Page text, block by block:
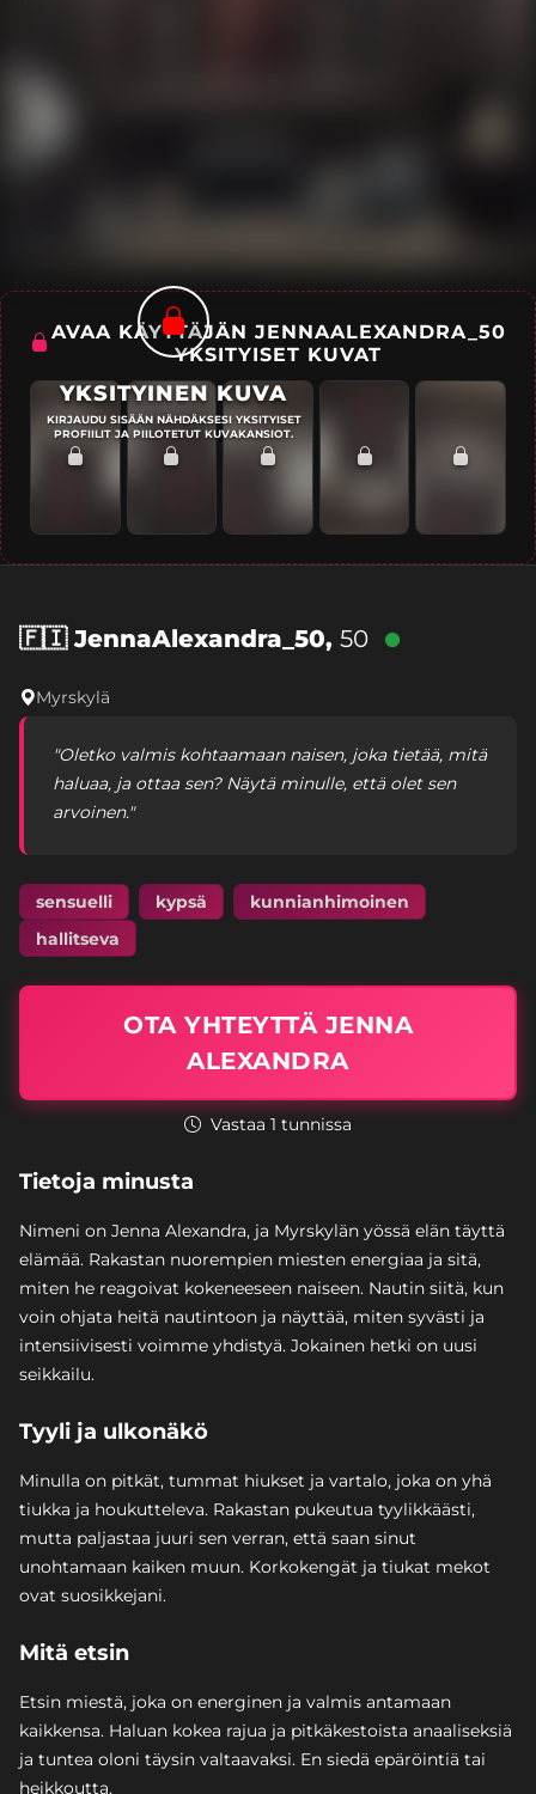
YKSITYINEN KUVA
KIRJAUDU SISÄÄN NÄHDÄKSESI YKSITYISET
PROFIILIT JA PIILOTETUT KUVAKANSIOT.
AVAA KÄYTTÄJÄN JENNAALEXANDRA_50
YKSITYISET KUVAT
🇫🇮JennaAlexandra_50, 50
Myrskylä
"Oletko valmis kohtaamaan naisen, joka tietää, mitä
haluaa, ja ottaa sen? Näytä minulle, että olet sen
arvoinen."
sensuelli kypsä
kunnianhimoinen
hallitseva
OTA YHTEYTTÄ JENNA
ALEXANDRA
Vastaa 1 tunnissa
Tietoja minusta
Nimeni on Jenna Alexandra, ja Myrskylän yössä elän täyttä
elämää. Rakastan nuorempien miesten energiaa ja sitä,
miten he reagoivat kokeneeseen naiseen. Nautin siitä, kun
voin ohjata heitä nautintoon ja näyttää, miten syvästi ja
intensiivisesti voimme yhdistyä. Jokainen hetki on uusi
seikkailu.
Tyyli ja ulkonäkö
Minulla on pitkät, tummat hiukset ja vartalo, joka on yhä
tiukka ja houkutteleva. Rakastan pukeutua tyylikkäästi,
mutta paljastaa juuri sen verran, että saan sinut
unohtamaan kaiken muun. Korkokengät ja tiukat mekot
ovat suosikkejani.
Mitä etsin
Etsin miestä, joka on energinen ja valmis antamaan
kaikkensa. Haluan kokea rajua ja pitkäkestoista anaaliseksiä
ja tuntea oloni täysin valtaavaksi. En siedä epäröintiä tai
heikkoutta.